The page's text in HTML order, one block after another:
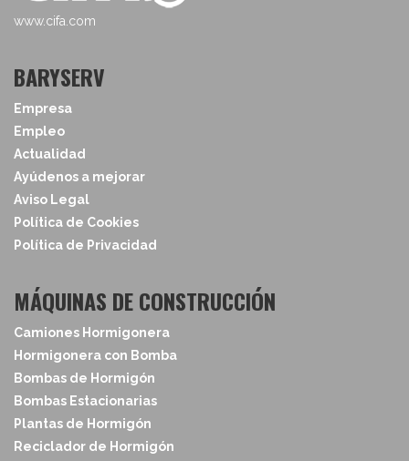
www.cifa.com
BARYSERV
Empresa
Empleo
Actualidad
Ayúdenos a mejorar
Aviso Legal
Política de Cookies
Política de Privacidad
MÁQUINAS DE CONSTRUCCIÓN
Camiones Hormigonera
Hormigonera con Bomba
Bombas de Hormigón
Bombas Estacionarias
Plantas de Hormigón
Reciclador de Hormigón